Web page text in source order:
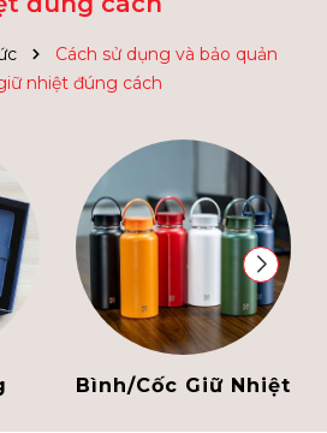
Cách sử dụng và bảo quản
nhiệt đúng cách
Bình/Cốc Giữ Nhiệt